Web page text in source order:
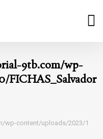
9tb.com/wp-
FICHAS_Salvador
wp-content/uploads/2023/10/